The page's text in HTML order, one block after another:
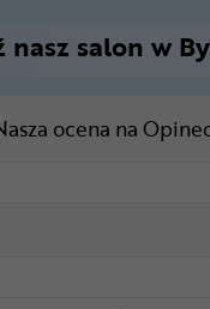
salon w
ocena na